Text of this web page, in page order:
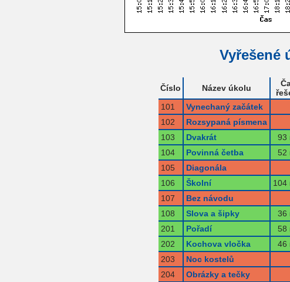
Vyřešené
Číslo Název úkolu
101
Vynechaný začátek
102
Rozsypaná písmena
103
Dvakrát 93
104
Povinná četba 52
105
Diagonála
106
Školní 104
107
Bez návodu
108
Slova a šipky 36
201
Pořadí 58
202
Kochova vločka 46
203
Noc kostelů
204
Obrázky a tečky